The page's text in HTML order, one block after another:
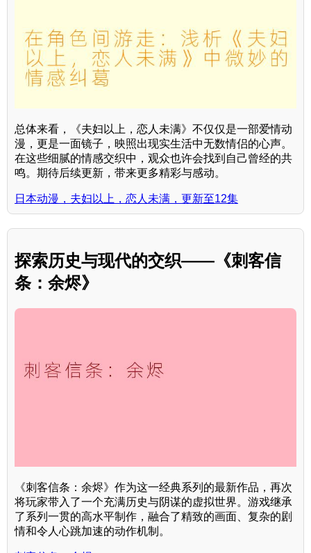
总体来看，《夫妇以上，恋人未满》不仅仅是一部爱情动
漫，更是一面镜子，映照出现实生活中无数情侣的心声。
在这些细腻的情感交织中，观众也许会找到自己曾经的共
鸣。期待后续更新，带来更多精彩与感动。
日本动漫，夫妇以上，恋人未满，更新至12集
探索历史与现代的交织——《刺客信
条：余烬》
《刺客信条：余烬》作为这一经典系列的最新作品，再次
将玩家带入了一个充满历史与阴谋的虚拟世界。游戏继承
了系列一贯的高水平制作，融合了精致的画面、复杂的剧
情和令人心跳加速的动作机制。